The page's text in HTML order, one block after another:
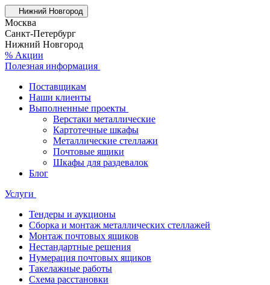
Нижний Новгород
Москва
Санкт-Петербург
Нижний Новгород
% Акции
Полезная информация
Поставщикам
Наши клиенты
Выполненные проекты
Верстаки металлические
Картотечные шкафы
Металлические стеллажи
Почтовые ящики
Шкафы для раздевалок
Блог
Услуги
Тендеры и аукционы
Сборка и монтаж металлических стеллажей
Монтаж почтовых ящиков
Нестандартные решения
Нумерация почтовых ящиков
Такелажные работы
Схема расстановки